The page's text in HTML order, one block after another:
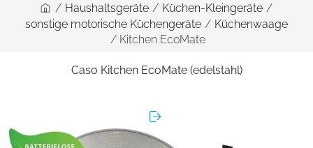
/ Haushaltsgeräte / Küchen-Kleingeräte /
sonstige motorische Küchengeräte / Küchenwaage
/ Kitchen EcoMate
Caso Kitchen EcoMate (edelstahl)